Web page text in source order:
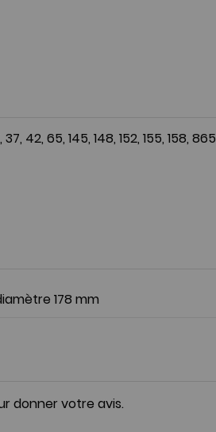
65, 145, 148, 152, 155, 158, 865
178 mm
donner votre avis.